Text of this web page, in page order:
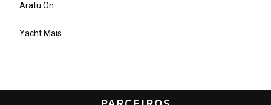
Aratu On
Yacht Mais